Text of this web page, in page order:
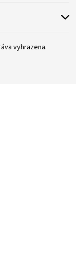
vyhrazena.